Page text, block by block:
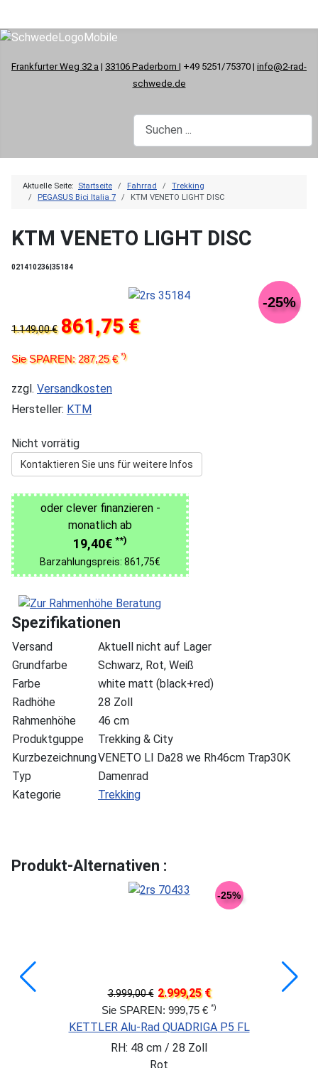
Frankfurter Weg 32 a | 33106 Paderborn | +49 5251/75370 | info@2-rad-
schwede.de
Aktuelle Seite: Startseite Fahrrad
Trekking
PEGASUS Bici Italia 7
KTM VENETO LIGHT DISC
KTM VENETO LIGHT DISC
021410236|35184
-25%
1.149,00 € 861,75 €
Sie SPAREN: 287,25 €*)
zzgl. Versandkosten
Hersteller: KTM
Nicht vorrätig
Kontaktieren Sie uns für weitere Infos
oder clever finanzieren -
monatlich ab
19,40€ **)
Barzahlungspreis: 861,75€
Spezifikationen
Versand
Aktuell nicht auf Lager
Grundfarbe
Schwarz, Rot, Weiß
Farbe
white matt (black+red)
Radhöhe
28 Zoll
Rahmenhöhe
46 cm
Produktguppe
Trekking & City
KurzbezeichnungVENETO LI Da28 we Rh46cm Trap30K
Typ
Damenrad
Kategorie
Trekking
Produkt-Alternativen :
-25%
3.999,00 € 2.999,25 €
Sie SPAREN: 999,75 € *)
KETTLER Alu-Rad QUADRIGA P5 FL
RH: 48 cm / 28 Zoll
Rot